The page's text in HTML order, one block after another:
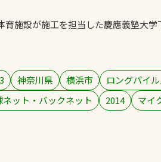
投てき実施
育施設が施工を担当した慶應義塾大
神奈川県 横浜市 ロングパイ
ネット・バックネット
2014 マイ